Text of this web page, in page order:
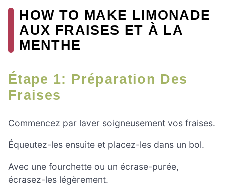
HOW TO MAKE LIMONADE
AUX FRAISES ET À LA
MENTHE
Étape 1: Préparation Des
Fraises
Commencez par laver soigneusement vos fraises.
Équeutez-les ensuite et placez-les dans un bol.
Avec une fourchette ou un écrase-purée,
écrasez-les légèrement.